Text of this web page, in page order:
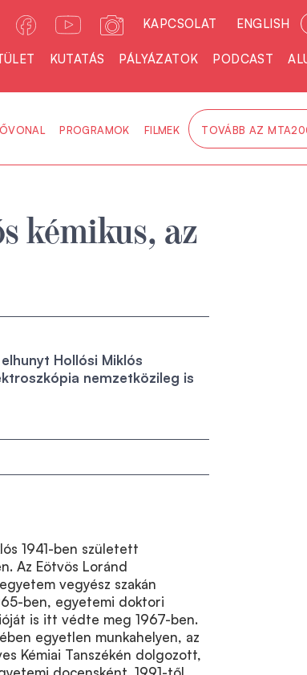
KAPCSOLAT ENGLISH
KUTATÁS PÁLYÁZATOK PODCAST
PROGRAMOK FILMEK TOVÁBB AZ
kémikus, az
Hollósi Miklós
nemzetközileg is
1941-ben született
Az Eötvös Loránd
vegyész szakán
ben, egyetemi doktori
is itt védte meg 1967-ben.
egyetlen munkahelyen, az
Kémiai Tanszékén dolgozott,